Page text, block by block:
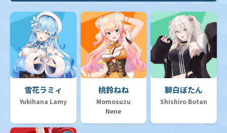
雪花ラミィ
Yukihana Lamy
桃鈴ねね
Momosuzu
Nene
獅白ぼたん
Shishiro Botan